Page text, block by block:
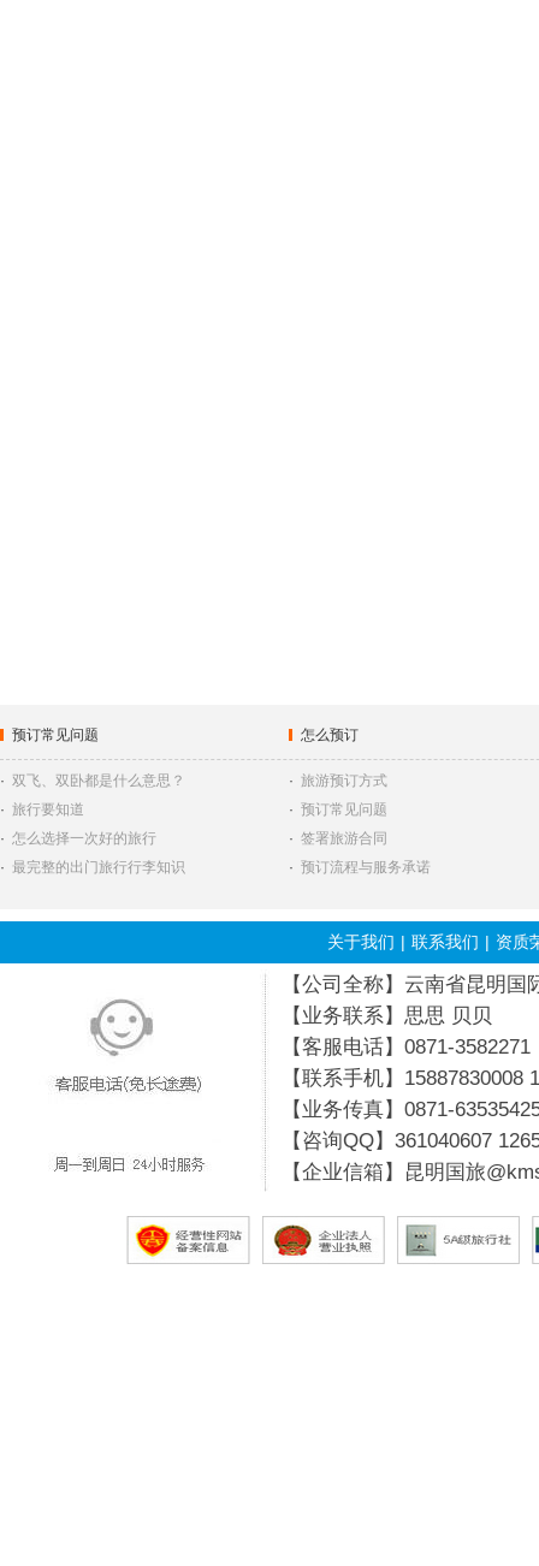
预订常见问题 怎么预订
· 双飞、双卧都是什么意思？
· 旅行要知道
· 怎么选择一次好的旅行
· 最完整的出门旅行行李知识
· 旅游预订方式
· 预订常见问题
· 签署旅游合同
· 预订流程与服务承诺
关于我们 | 联系我们 | 资质
【公司全称】云南省昆明
【业务联系】思思 贝贝
【客服电话】0871-3582271
【联系手机】15887830008
【业务传真】0871-
【咨询QQ】 361040607
【企业信箱】昆明国旅